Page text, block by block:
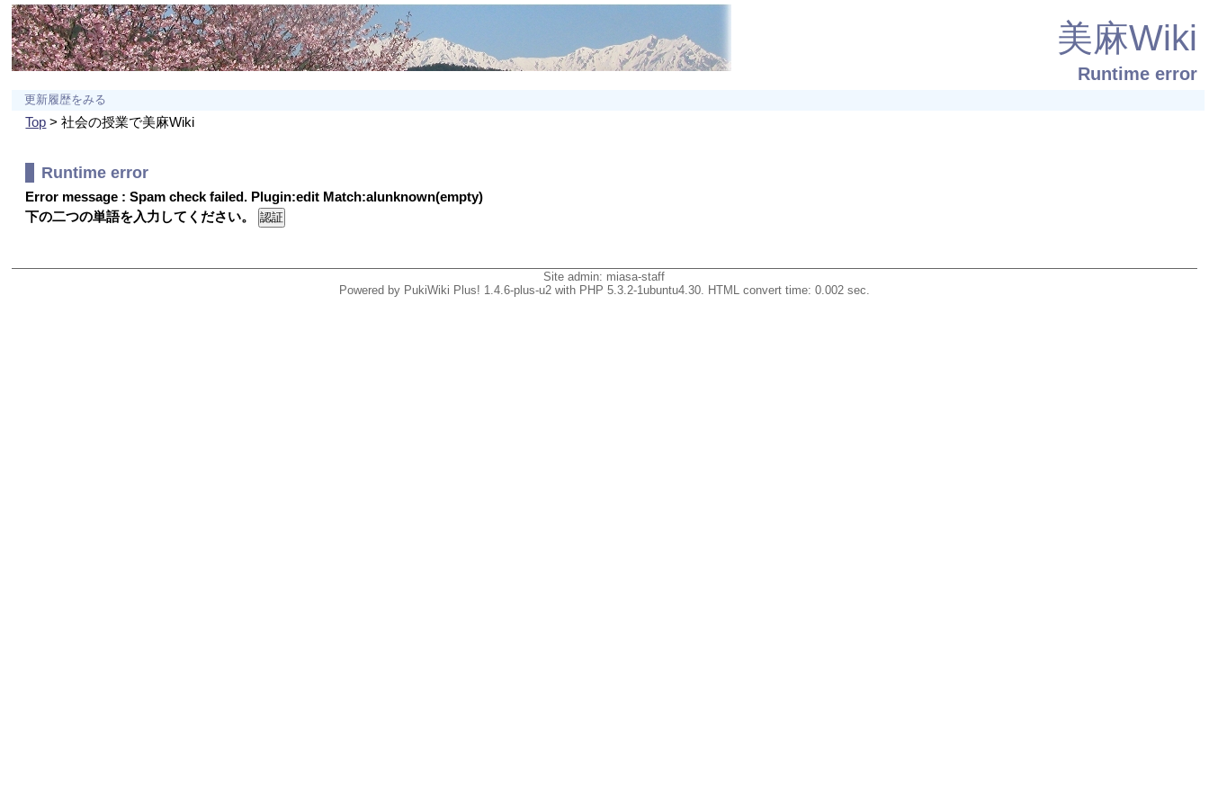
美麻Wiki
Runtime error
更新履歴をみる
Top > 社会の授業で美麻Wiki
Runtime error
Error message : Spam check failed. Plugin:edit Match:alunknown(empty)
下の二つの単語を入力してください。
Site admin: miasa-staff
Powered by PukiWiki Plus! 1.4.6-plus-u2 with PHP 5.3.2-1ubuntu4.30. HTML convert time: 0.002 sec.